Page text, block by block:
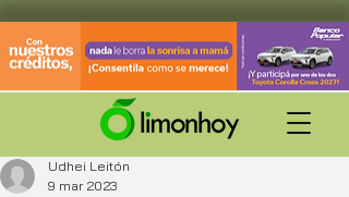
Udhei Leitón
9 mar 2023